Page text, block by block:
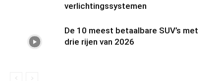
verlichtingssystemen
De 10 meest betaalbare SUV’s met
drie rijen van 2026